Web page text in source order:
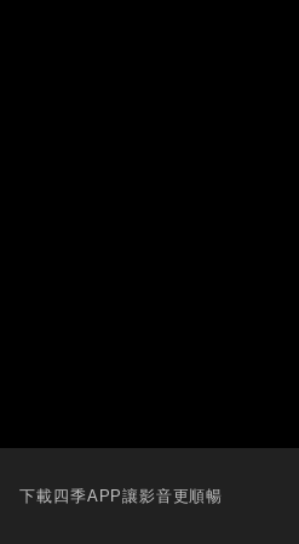
下載四季APP讓影音更順暢